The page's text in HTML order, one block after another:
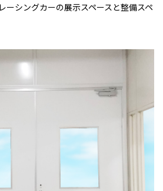
ーシングカーの展示スペースと整備スペ